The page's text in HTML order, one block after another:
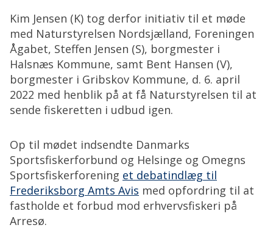
Kim Jensen (K) tog derfor initiativ til et møde
med Naturstyrelsen Nordsjælland, Foreningen
Ågabet, Steffen Jensen (S), borgmester i
Halsnæs Kommune, samt Bent Hansen (V),
borgmester i Gribskov Kommune, d. 6. april
2022 med henblik på at få Naturstyrelsen til at
sende fiskeretten i udbud igen.
Op til mødet indsendte Danmarks
Sportsfiskerforbund og Helsinge og Omegns
Sportsfiskerforening et debatindlæg til
Frederiksborg Amts Avis med opfordring til at
fastholde et forbud mod erhvervsfiskeri på
Arresø.